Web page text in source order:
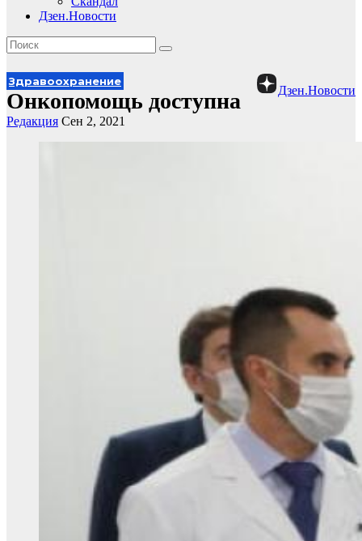
Дзен.Новости
Дзен.Новости
Здравоохранение
Онкопомощь доступна
Редакция Сен 2, 2021